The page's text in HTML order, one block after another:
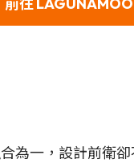
為一，設計前衛